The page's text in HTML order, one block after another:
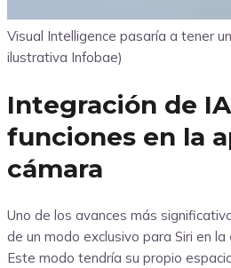
Visual Intelligence pasaría a tener
ilustrativa Infobae)
Integración de
funciones en la
cámara
Uno de los avances más
de un modo exclusivo para Siri en la
Este modo tendría su propio